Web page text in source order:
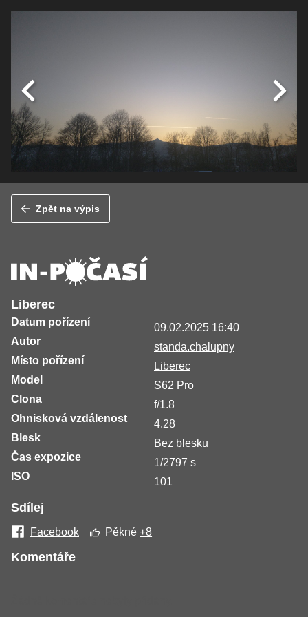
Zpět na výpis
Liberec
Datum pořízení
09.02.2025 16:40
Autor
standa.chalupny
Místo pořízení
Liberec
Model
S62 Pro
Clona
f/1.8
Ohnisková vzdálenost
4.28
Blesk
Bez blesku
Čas expozice
1/2797 s
ISO
101
Sdílej
Facebook Pěkné+8
Komentáře